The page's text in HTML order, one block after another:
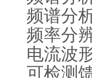
频谱分
频率分
电流波
可检测